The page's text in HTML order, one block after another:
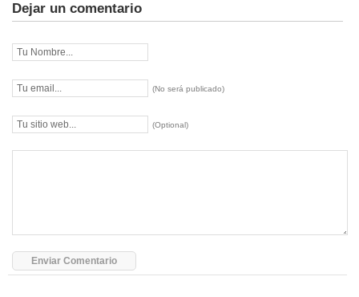
Dejar un comentario
(No será publicado)
(Optional)